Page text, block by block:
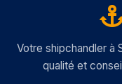
Votre shipchandler à
qualité et